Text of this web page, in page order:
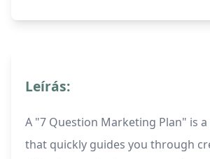
Leírás:
A "7 Question Marketing Plan" is
that quickly guides you through